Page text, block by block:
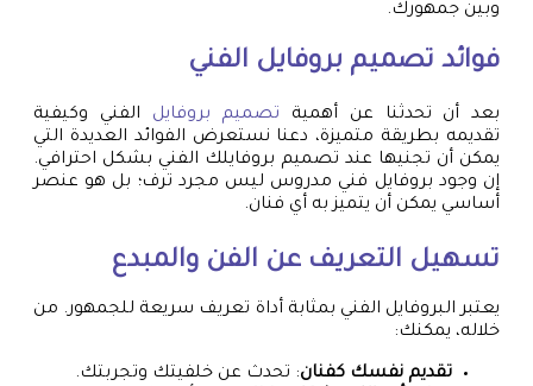
وبين جمهورك.
فوائد تصميم بروفايل الفني
بعد أن تحدثنا عن أهمية تصميم بروفايل الفني وكيفية
تقديمه بطريقة متميزة، دعنا نستعرض الفوائد العديدة التي
يمكن أن تجنيها عند تصميم بروفايلك الفني بشكل احترافي.
إن وجود بروفايل فني مدروس ليس مجرد ترف؛ بل هو عنصر
أساسي يمكن أن يتميز به أي فنان.
تسهيل التعريف عن الفن والمبدع
يعتبر البروفايل الفني بمثابة أداة تعريف سريعة للجمهور. من
خلاله، يمكنك:
تقديم نفسك كفنان: تحدث عن خلفيتك وتجربتك.